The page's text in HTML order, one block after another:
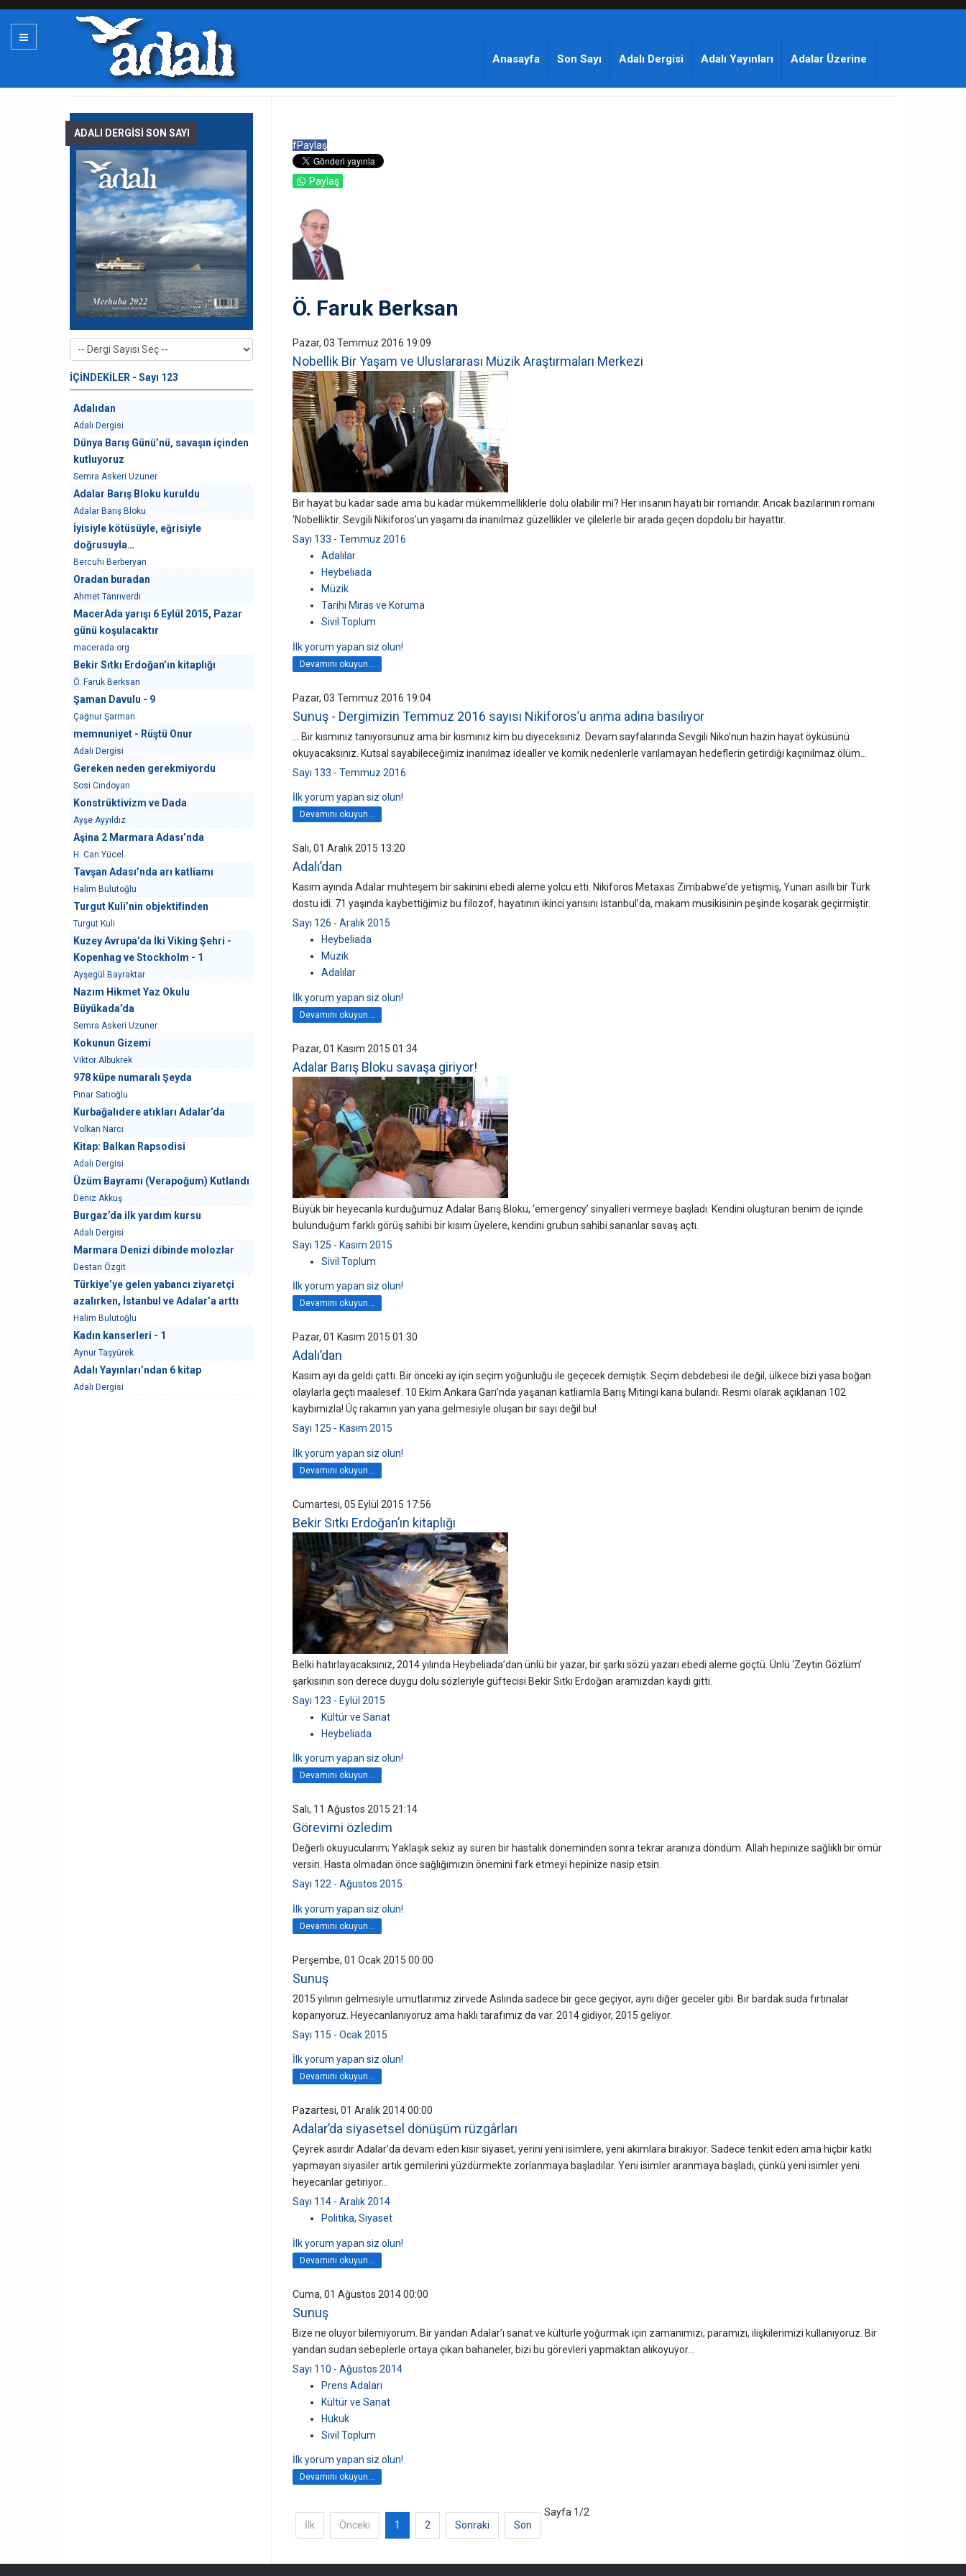
Anasayfa Son Sayı Adalı Dergisi Adalı Yayınları Adalar Üzerine
fPaylaş
Paylaş
Ö. Faruk Berksan
Pazar, 03 Temmuz 2016 19:09
Nobellik Bir Yaşam ve Uluslararası Müzik Araştırmaları Merkezi
Bir hayat bu kadar sade ama bu kadar mükemmelliklerle dolu olabilir mi? Her insanın hayatı bir romandır. Ancak bazılarının romanı
‘Nobelliktir. Sevgili Nikiforos’un yaşamı da inanılmaz güzellikler ve çilelerle bir arada geçen dopdolu bir hayattır.
Sayı 133 - Temmuz 2016
Adalılar
Heybeliada
Müzik
Tarihi Miras ve Koruma
Sivil Toplum
İlk yorum yapan siz olun!
Devamını okuyun...
Pazar, 03 Temmuz 2016 19:04
Sunuş - Dergimizin Temmuz 2016 sayısı Nikiforos’u anma adına basılıyor
... Bir kısmınız tanıyorsunuz ama bir kısmınız kim bu diyeceksiniz. Devam sayfalarında Sevgili Niko’nun hazin hayat öyküsünü
okuyacaksınız. Kutsal sayabileceğimiz inanılmaz idealler ve komik nedenlerle varılamayan hedeflerin getirdiği kaçınılmaz ölüm...
Sayı 133 - Temmuz 2016
İlk yorum yapan siz olun!
Devamını okuyun...
Salı, 01 Aralık 2015 13:20
Adalı’dan
Kasım ayında Adalar muhteşem bir sakinini ebedi aleme yolcu etti. Nikiforos Metaxas Zimbabwe’de yetişmiş, Yunan asıllı bir Türk
dostu idi. 71 yaşında kaybettiğimiz bu filozof, hayatının ikinci yarısını İstanbul’da, makam musikisinin peşinde koşarak geçirmiştir.
Sayı 126 - Aralık 2015
Heybeliada
Müzik
Adalılar
İlk yorum yapan siz olun!
Devamını okuyun...
Pazar, 01 Kasım 2015 01:34
Adalar Barış Bloku savaşa giriyor!
Büyük bir heyecanla kurduğumuz Adalar Barış Bloku, ‘emergency’ sinyalleri vermeye başladı. Kendini oluşturan benim de içinde
bulunduğum farklı görüş sahibi bir kısım üyelere, kendini grubun sahibi sananlar savaş açtı.
Sayı 125 - Kasım 2015
Sivil Toplum
İlk yorum yapan siz olun!
Devamını okuyun...
Pazar, 01 Kasım 2015 01:30
Adalı’dan
Kasım ayı da geldi çattı. Bir önceki ay için seçim yoğunluğu ile geçecek demiştik. Seçim debdebesi ile değil, ülkece bizi yasa boğan
olaylarla geçti maalesef. 10 Ekim Ankara Garı’nda yaşanan katliamla Barış Mitingi kana bulandı. Resmi olarak açıklanan 102
kaybımızla! Üç rakamın yan yana gelmesiyle oluşan bir sayı değil bu!
Sayı 125 - Kasım 2015
İlk yorum yapan siz olun!
Devamını okuyun...
Cumartesi, 05 Eylül 2015 17:56
Bekir Sıtkı Erdoğan’ın kitaplığı
Belki hatırlayacaksınız, 2014 yılında Heybeliada’dan ünlü bir yazar, bir şarkı sözü yazarı ebedi aleme göçtü. Ünlü ‘Zeytin Gözlüm’
şarkısının son derece duygu dolu sözleriyle güftecisi Bekir Sıtkı Erdoğan aramızdan kaydı gitti.
Sayı 123 - Eylül 2015
Kültür ve Sanat
Heybeliada
İlk yorum yapan siz olun!
Devamını okuyun...
Salı, 11 Ağustos 2015 21:14
Görevimi özledim
Değerli okuyucularım; Yaklaşık sekiz ay süren bir hastalık döneminden sonra tekrar aranıza döndüm. Allah hepinize sağlıklı bir ömür
versin. Hasta olmadan önce sağlığımızın önemini fark etmeyi hepinize nasip etsin.
Sayı 122 - Ağustos 2015
İlk yorum yapan siz olun!
Devamını okuyun...
Perşembe, 01 Ocak 2015 00:00
Sunuş
2015 yılının gelmesiyle umutlarımız zirvede Aslında sadece bir gece geçiyor, aynı diğer geceler gibi. Bir bardak suda fırtınalar
koparıyoruz. Heyecanlanıyoruz ama haklı tarafımız da var. 2014 gidiyor, 2015 geliyor.
Sayı 115 - Ocak 2015
İlk yorum yapan siz olun!
Devamını okuyun...
Pazartesi, 01 Aralık 2014 00:00
Adalar’da siyasetsel dönüşüm rüzgârları
Çeyrek asırdır Adalar’da devam eden kısır siyaset, yerini yeni isimlere, yeni akımlara bırakıyor. Sadece tenkit eden ama hiçbir katkı
yapmayan siyasiler artık gemilerini yüzdürmekte zorlanmaya başladılar. Yeni isimler aranmaya başladı, çünkü yeni isimler yeni
heyecanlar getiriyor...
Sayı 114 - Aralık 2014
Politika, Siyaset
İlk yorum yapan siz olun!
Devamını okuyun...
Cuma, 01 Ağustos 2014 00:00
Sunuş
Bize ne oluyor bilemiyorum. Bir yandan Adalar’ı sanat ve kültürle yoğurmak için zamanımızı, paramızı, ilişkilerimizi kullanıyoruz. Bir
yandan sudan sebeplerle ortaya çıkan bahaneler, bizi bu görevleri yapmaktan alıkoyuyor...
Sayı 110 - Ağustos 2014
Prens Adaları
Kültür ve Sanat
Hukuk
Sivil Toplum
İlk yorum yapan siz olun!
Devamını okuyun...
İlk Önceki 1 2 Sonraki Son
Sayfa 1/2
ADALI DERGİSİ SON SAYI
İÇİNDEKİLER - Sayı 123
Adalıdan
Adalı Dergisi
Dünya Barış Günü’nü, savaşın içinden
kutluyoruz
Semra Askeri Uzuner
Adalar Barış Bloku kuruldu
Adalar Barış Bloku
İyisiyle kötüsüyle, eğrisiyle
doğrusuyla…
Bercuhi Berberyan
Oradan buradan
Ahmet Tanrıverdi
MacerAda yarışı 6 Eylül 2015, Pazar
günü koşulacaktır
macerada.org
Bekir Sıtkı Erdoğan’ın kitaplığı
Ö. Faruk Berksan
Şaman Davulu - 9
Çağnur Şarman
memnuniyet - Rüştü Onur
Adalı Dergisi
Gereken neden gerekmiyordu
Sosi Cındoyan
Konstrüktivizm ve Dada
Ayşe Ayyıldız
Aşina 2 Marmara Adası’nda
H. Can Yücel
Tavşan Adası’nda arı katliamı
Halim Bulutoğlu
Turgut Kuli’nin objektifinden
Turgut Kuli
Kuzey Avrupa’da İki Viking Şehri -
Kopenhag ve Stockholm - 1
Ayşegül Bayraktar
Nazım Hikmet Yaz Okulu
Büyükada’da
Semra Askeri Uzuner
Kokunun Gizemi
Viktor Albukrek
978 küpe numaralı Şeyda
Pınar Satıoğlu
Kurbağalıdere atıkları Adalar’da
Volkan Narcı
Kitap: Balkan Rapsodisi
Adalı Dergisi
Üzüm Bayramı (Verapoğum) Kutlandı
Deniz Akkuş
Burgaz’da ilk yardım kursu
Adalı Dergisi
Marmara Denizi dibinde molozlar
Destan Özgit
Türkiye’ye gelen yabancı ziyaretçi
azalırken, İstanbul ve Adalar’a arttı
Halim Bulutoğlu
Kadın kanserleri - 1
Aynur Taşyürek
Adalı Yayınları’ndan 6 kitap
Adalı Dergisi